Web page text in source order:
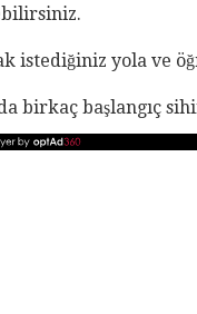
istediğiniz yola ve
birkaç başlangıç